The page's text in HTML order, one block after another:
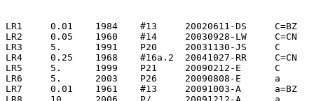
LR1	0.01	1984	#13	20020611-DS	C=BZ
LR2	0.05	1960	#14	20030928-LW	C=CN
LR3	5.	1991	P20	20031130-JS	C
LR4	0.25	1968	#16a.2	20041027-RR	C=CN
LR5	5.	1999	P21	20090212-E	C
LR6	5.	2003	P26	20090808-E	a
LR7	0.01	1961	#13	20091003-A	a=BZ